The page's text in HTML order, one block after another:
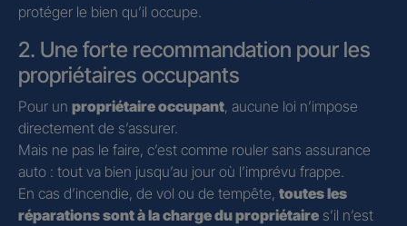
protéger le bien qu’il occupe.
2. Une forte recommandation pour les
propriétaires occupants
Pour un propriétaire occupant, aucune loi n’impose
directement de s’assurer.
Mais ne pas le faire, c’est comme rouler sans assurance
auto : tout va bien jusqu’au jour où l’imprévu frappe.
En cas d’incendie, de vol ou de tempête, toutes les
réparations sont à la charge du propriétaire s’il n’est